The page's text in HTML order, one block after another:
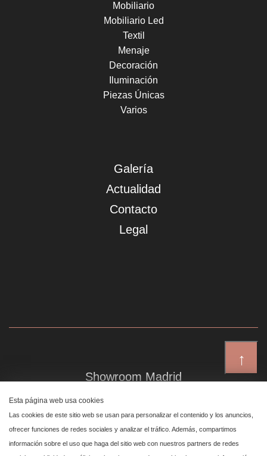
↑
Mobiliario
Mobiliario Led
Textil
Menaje
Decoración
Iluminación
Piezas Únicas
Varios
Galería
Actualidad
Contacto
Legal
Showroom Madrid
Plaza de Canalejas 6, 4 izq
Centro, 28014 Madrid
Esta página web usa cookies
Las cookies de este sitio web se usan para personalizar el contenido y los anuncios,
ofrecer funciones de redes sociales y analizar el tráfico. Además, compartimos
información sobre el uso que haga del sitio web con nuestros partners de redes